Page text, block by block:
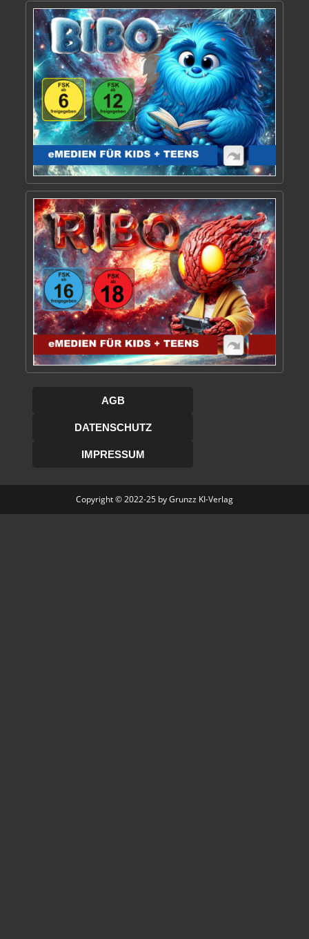
AGB
DATENSCHUTZ
IMPRESSUM
Copyright © 2022-25 by Grunzz KI-Verlag